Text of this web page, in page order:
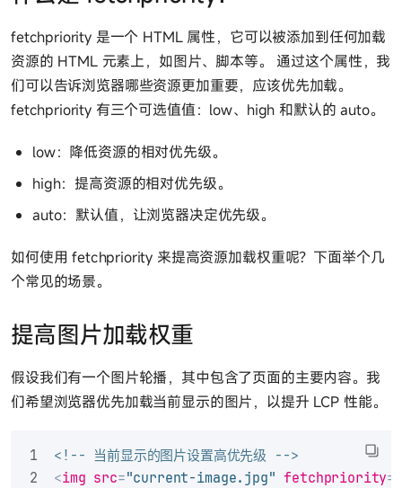
fetchpriority 是一个 HTML 属性，它可以被添加到任何加载
资源的 HTML 元素上，如图片、脚本等。 通过这个属性，我
们可以告诉浏览器哪些资源更加重要，应该优先加载。
fetchpriority 有三个可选值值：low、high 和默认的 auto。
low：降低资源的相对优先级。
high：提高资源的相对优先级。
auto：默认值，让浏览器决定优先级。
如何使用 fetchpriority 来提高资源加载权重呢？下面举个几
个常见的场景。
提高图片加载权重
假设我们有一个图片轮播，其中包含了页面的主要内容。我
们希望浏览器优先加载当前显示的图片，以提升 LCP 性能。
<!-- 当前显示的图片设置高优先级 -->
<img src="current-image.jpg" fetchpriority=